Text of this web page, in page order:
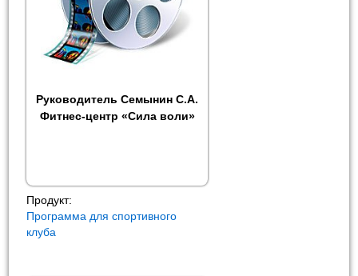
Руководитель Семынин С.А.
Фитнес-центр «Сила воли»
Продукт:
Программа для спортивного
клуба